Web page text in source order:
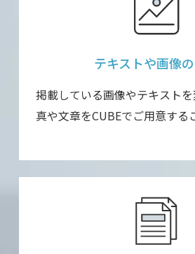
テキストや画像の
掲載している画像やテキスト
真や文章をCUBEでご用意する